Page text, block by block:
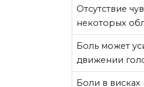
Отсутствие
некоторых
Боль может
движении
Боли в висках